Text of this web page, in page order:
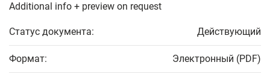
Additional info + preview on request
Статус документа: Действующий
Формат: Электронный (PDF)